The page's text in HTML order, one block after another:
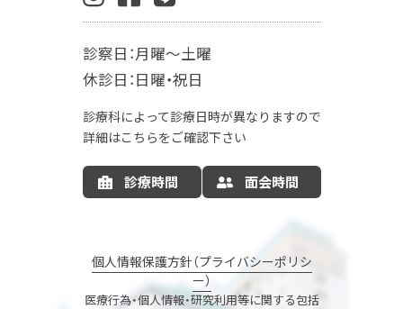
肛門外科
麻酔科
お産の入院について
お部屋について
お食事について
LDR
MFICU
新生児センター
出産の流れ
出産方法
里帰り出産
病院情報の公開 産後ケア
マタニティサポート
ナーサリーコアラ コアラウェルネス
診察日：月曜～土曜
休診日：日曜・祝日
診療科によって診療日時が異なりますので
詳細はこちらをご確認下さい
診療時間 面会時間
個人情報保護方針（プライバシーポリシ
ー）
医療行為・個人情報・研究利用等に関する包括